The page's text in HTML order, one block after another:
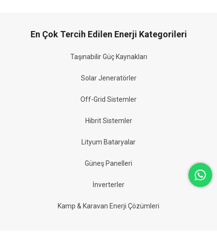
En Çok Tercih Edilen Enerji Kategorileri
Taşınabilir Güç Kaynakları
Solar Jeneratörler
Off-Grid Sistemler
Hibrit Sistemler
Lityum Bataryalar
Güneş Panelleri
İnverterler
Kamp & Karavan Enerji Çözümleri